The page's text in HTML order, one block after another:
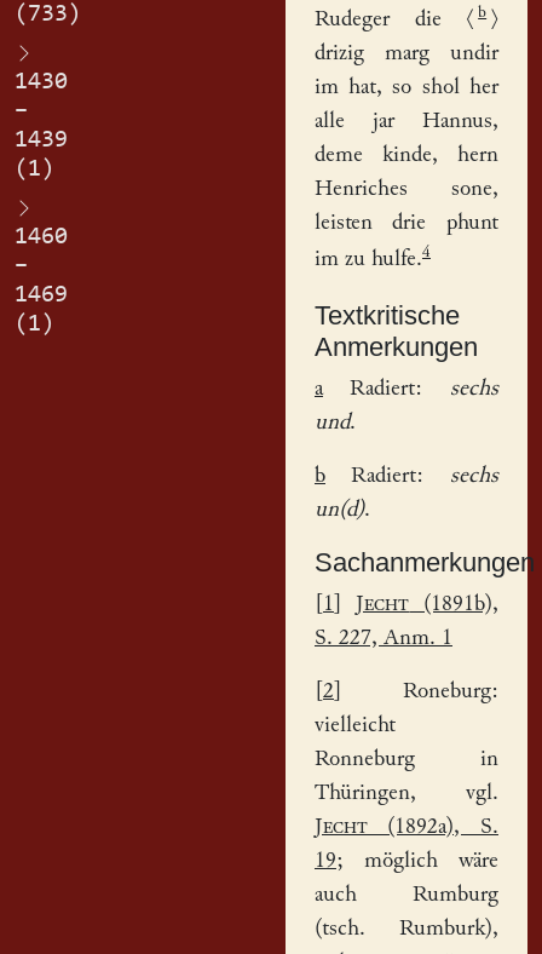
(733)
1430
–
1439
(1)
1460
–
1469
(1)
Rudeger die ⟨ b ⟩
drizig marg undir
im hat, so shol her
alle jar Hannus,
deme kinde, hern
Henriches sone,
leisten drie phunt
im zu hulfe.4
Textkritische
Anmerkungen
aRadiert: sechs
und.
bRadiert: sechs
un(d).
Sachanmerkungen
1 Jecht (1891b),
S. 227, Anm. 1
2 ] Roneburg:
vielleicht
Ronneburg in
Thüringen, vgl.
Jecht(1892a), S.
19; möglich wäre
auch Rumburg
(tsch. Rumburk),